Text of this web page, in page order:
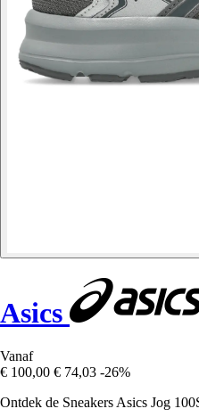
Asics
Vanaf
€ 100,00 € 74,03 -26%
Ontdek de Sneakers Asics Jog